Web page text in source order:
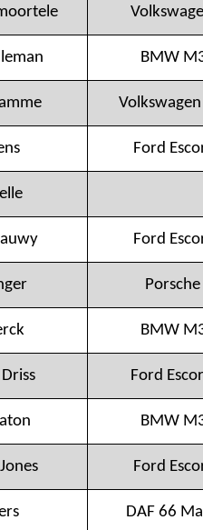
BMW
Ford
Ford
BMW
Ford
BMW
Ford
DAF 66